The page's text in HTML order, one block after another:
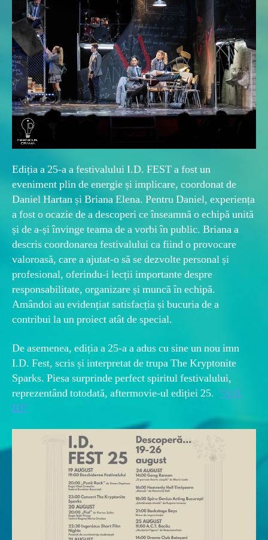
Ediția a 25-a a festivalului I.D. FEST a fost un
eveniment plin de energie și implicare, coordonat de
Daniel Hartan și Briana Elena. Pentru Daniel, experiența
a fost o ocazie de a descoperi ce înseamnă o echipă unită
și de a-și învinge teama de a vorbi în public. Briana a
descris coordonarea festivalului ca fiind o provocare
valoroasă, care a ajutat-o să se dezvolte personal și
profesional, oferindu-i lecții importante despre
responsabilitate, organizare și muncă în echipă.
Amândoi au evidențiat satisfacția și bucuria de a
contribui la un proiect atât de special.
De asemenea, ediția a 25-a a adus cu sine un nou imn
I.D. Fest, scris și interpretat de trupa The Kryptonite
Sparks. Piesa surprinde perfect spiritul festivalului,
reprezentând totodată, aftermovie-ul ediției 25. “A fi,
ID”